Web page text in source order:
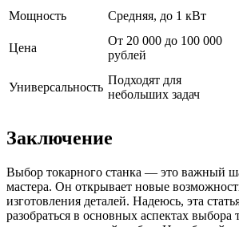
Мощность Средняя, до 1 кВт
Цена
От 20 000 до 100 000
рублей
Универсальность
Подходят для
небольших задач
Заключение
Выбор токарного станка — это важный
мастера. Он открывает новые
изготовления деталей. Надеюсь, эта
разобраться в основных аспектах выбора